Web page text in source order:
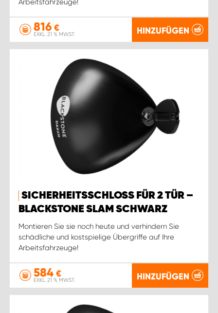
Arbeitsfahrzeuge!
816 €
EXKL. 21 % MWST. HINZUFÜGEN
SICHERHEITSSCHLOSS FÜR 2 TÜR –
BLACKSTONE SLAM SCHWARZ
Montieren Sie sie noch heute und verhindern Sie
schädliche und kostspielige Übergriffe auf Ihre
Arbeitsfahrzeuge!
584 €
EXKL. 21 % MWST. HINZUFÜGEN